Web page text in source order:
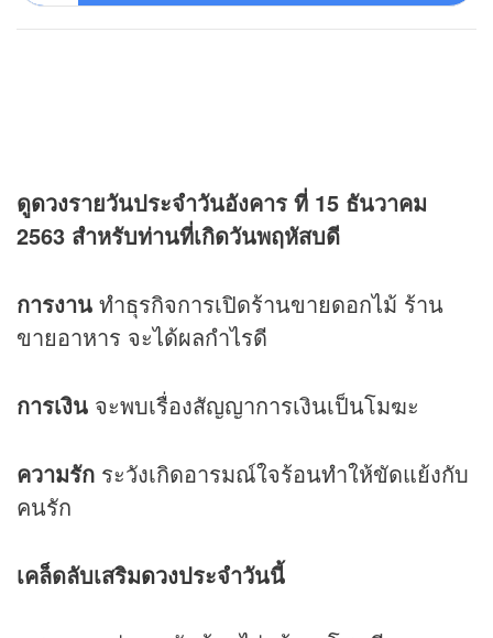
ดูดวงรายวันประจำวันอังคาร ที่ 15 ธันวาคม
2563 สำหรับท่านที่เกิดวันพฤหัสบดี
การงาน ทำธุรกิจการเปิดร้านขายดอกไม้ ร้าน
ขายอาหาร จะได้ผลกำไรดี
การเงิน จะพบเรื่องสัญญาการเงินเป็นโมฆะ
ความรัก ระวังเกิดอารมณ์ใจร้อนทำให้ขัดแย้งกับ
คนรัก
เคล็ดลับเสริมดวงประจำวันนี้